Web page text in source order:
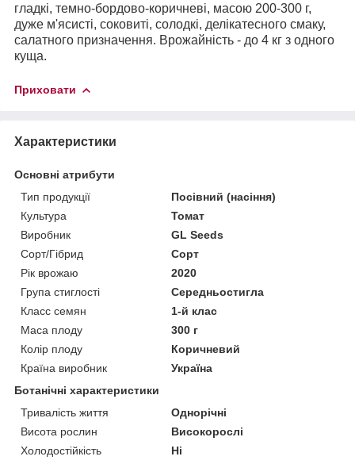
гладкі, темно-бордово-коричневі, масою 200-300 г,
дуже м'ясисті, соковиті, солодкі, делікатесного смаку,
салатного призначення. Врожайність - до 4 кг з одного
куща.
Приховати
Характеристики
Основні атрибути
Тип продукції
Посівний (насіння)
Культура
Томат
Виробник
GL Seeds
Сорт/Гібрид
Сорт
Рік врожаю
2020
Група стиглості
Середньостигла
Класс семян
1-й клас
Маса плоду
300 г
Колір плоду
Коричневий
Країна виробник
Україна
Ботанічні характеристики
Тривалість життя
Однорічні
Висота рослин
Високорослі
Холодостійкість
Ні